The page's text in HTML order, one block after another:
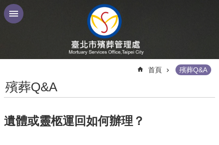
跳到主要內容區塊
首頁 殯葬Q&A
殯葬Q&A
遺體或靈柩運回如何辦理？